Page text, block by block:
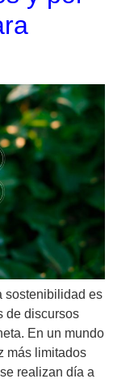
sostenibilidad es
de discursos
En un mundo
más limitados
realizan día a